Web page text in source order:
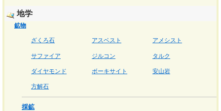
地学
鉱物
ざくろ石 アスベスト アメシスト
サファイア ジルコン タルク
ダイヤモンド ボーキサイト 安山岩
方解石
採鉱